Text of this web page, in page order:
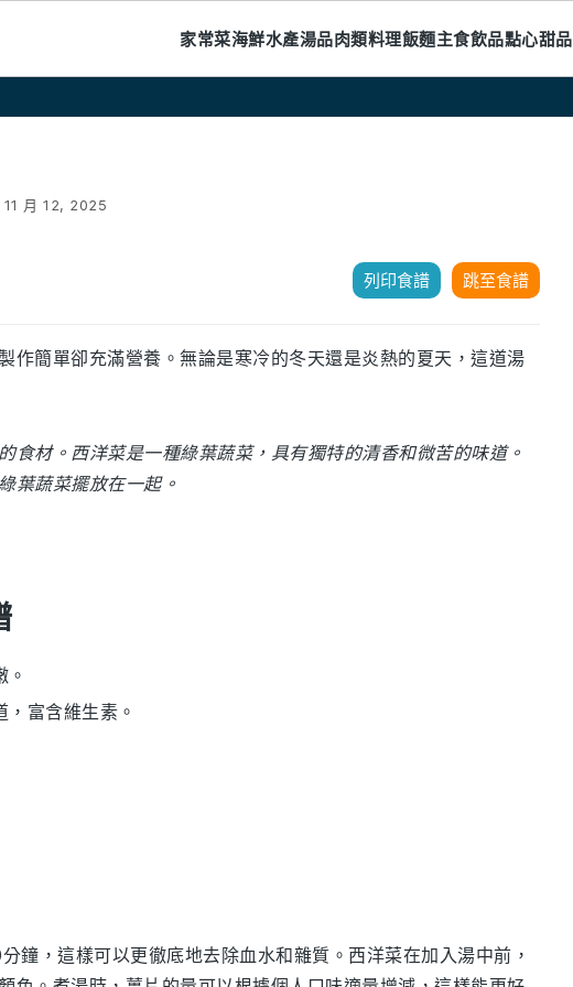
家常菜海鮮水產湯品肉類料理飯麵主食飲品點心甜品
11 月 12, 2025
列印食譜 跳至食譜
作簡單卻充滿營養。無論是寒冷的冬天還是炎熱的夏天，這道湯
食材。西洋菜是一種綠葉蔬菜，具有獨特的清香和微苦的味道。
葉蔬菜擺放在一起。
富含維生素。
鐘，這樣可以更徹底地去除血水和雜質。 西洋菜在加入湯中前，